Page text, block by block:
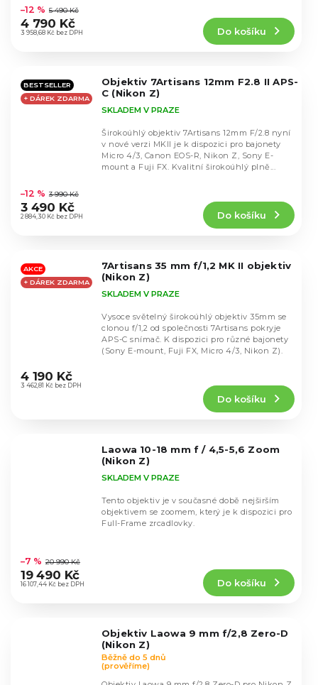
hodnocení
produktu
je
hvězdiček.
3 958,68 Kč bez DPH
–12 % 5 490 Kč
4 790 Kč
Do košíku
BESTSELLER
+ DÁREK ZDARMA
Objektiv 7Artisans 12mm F2.8 II APS-
C (Nikon Z)
hodnocení
produktu
je
hvězdiček.
SKLADEM V PRAZE
2 884,30 Kč bez DPH
–12 % 3 990 Kč
3 490 Kč
Do košíku
Širokoúhlý objektiv 7Artisans 12mm F/2.8 nyní
v nové verzi MKII je k dispozici pro bajonety
Micro 4/3, Canon EOS-R, Nikon Z, Sony E-
mount a Fuji FX. Kvalitní širokoúhlý plně...
AKCE
+ DÁREK ZDARMA
7Artisans 35 mm f/1,2 MK II objektiv
(Nikon Z)
hodnocení
produktu
SKLADEM V PRAZE
3 462,81 Kč bez DPH
4 190 Kč
Do košíku
Vysoce světelný širokoúhlý objektiv 35mm se
clonou f/1,2 od společnosti 7Artisans pokryje
APS-C snímač. K dispozici pro různé bajonety
(Sony E-mount, Fuji FX, Micro 4/3, Nikon Z).
Laowa 10-18 mm f / 4,5-5,6 Zoom
(Nikon Z)
hodnocení
produktu
je
SKLADEM V PRAZE
16 107,44 Kč bez DPH
–7 % 20 990 Kč
19 490 Kč
Do košíku
Tento objektiv je v současné době nejširším
objektivem se zoomem, který je k dispozici pro
Full-Frame zrcadlovky.
Objektiv Laowa 9 mm f/2,8 Zero-D
(Nikon Z)
Běžně do 5 dnů
(prověříme)